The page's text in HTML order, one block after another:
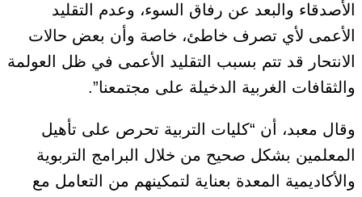
الأصدقاء والبعد عن رفاق السوء، وعدم التقليد
الأعمى لأي تصرف خاطئ، خاصة وأن بعض حالات
الانتحار قد تتم بسبب التقليد الأعمى في ظل العولمة
والثقافات الغربية الدخيلة على مجتمعنا”.
وقال معبد، أن “كليات التربية تحرص على تأهيل
المعلمين بشكل صحيح من خلال البرامج التربوية
والأكاديمية المعدة بعناية لتمكينهم من التعامل مع